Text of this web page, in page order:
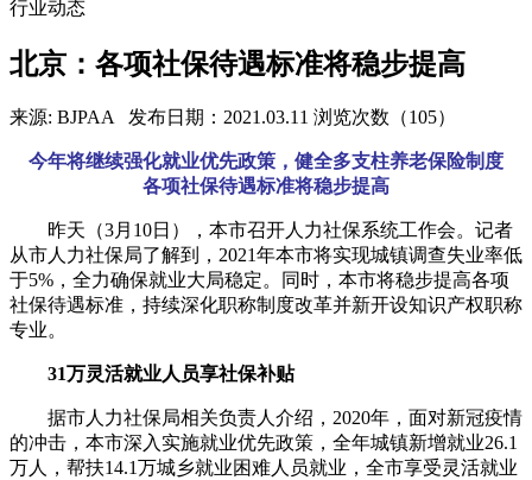
行业动态
北京：各项社保待遇标准将稳步提高
来源: BJPAA 发布日期：2021.03.11 浏览次数（105）
今年将继续强化就业优先政策，健全多支柱养老保险制度
各项社保待遇标准将稳步提高
昨天（3月10日 ），本市召开人力社保系统工作会。记者
从市人力社保局了解到，2021年本市将实现城镇调查失业率低
于5%，全力确保就业大局稳定。同时，本市将稳步提高各项
社保待遇标准，持续深化职称制度改革并新开设知识产权职称
专业。
31万灵活就业人员享社保补贴
据市人力社保局相关负责人介绍，2020年，面对新冠疫情
的冲击，本市深入实施就业优先政策，全年城镇新增就业26.1
万人，帮扶14.1万城乡就业困难人员就业，全市享受灵活就业